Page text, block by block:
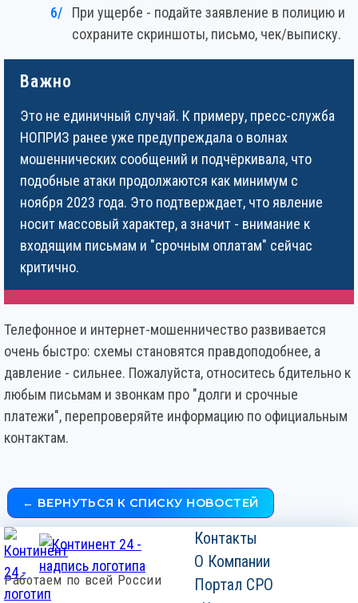
При ущербе - подайте заявление в полицию и
сохраните скриншоты, письмо, чек/выписку.
Важно
Это не единичный случай. К примеру, пресс-служба
НОПРИЗ ранее уже предупреждала о волнах
мошеннических сообщений и подчёркивала, что
подобные атаки продолжаются как минимум с
ноября 2023 года. Это подтверждает, что явление
носит массовый характер, а значит - внимание к
входящим письмам и "срочным оплатам" сейчас
критично.
Телефонное и интернет-мошенничество развивается
очень быстро: схемы становятся правдоподобнее, а
давление - сильнее. Пожалуйста, относитесь бдительно к
любым письмам и звонкам про "долги и срочные
платежи", перепроверяйте информацию по официальным
контактам.
← ВЕРНУТЬСЯ К СПИСКУ НОВОСТЕЙ
Работаем по всей России
Контакты
О Компании
Портал СРО